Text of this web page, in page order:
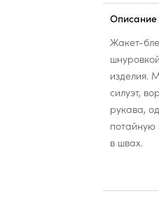
Описание
Жакет-
изделия.
силуэт,
рукава,
потайную
в швах.